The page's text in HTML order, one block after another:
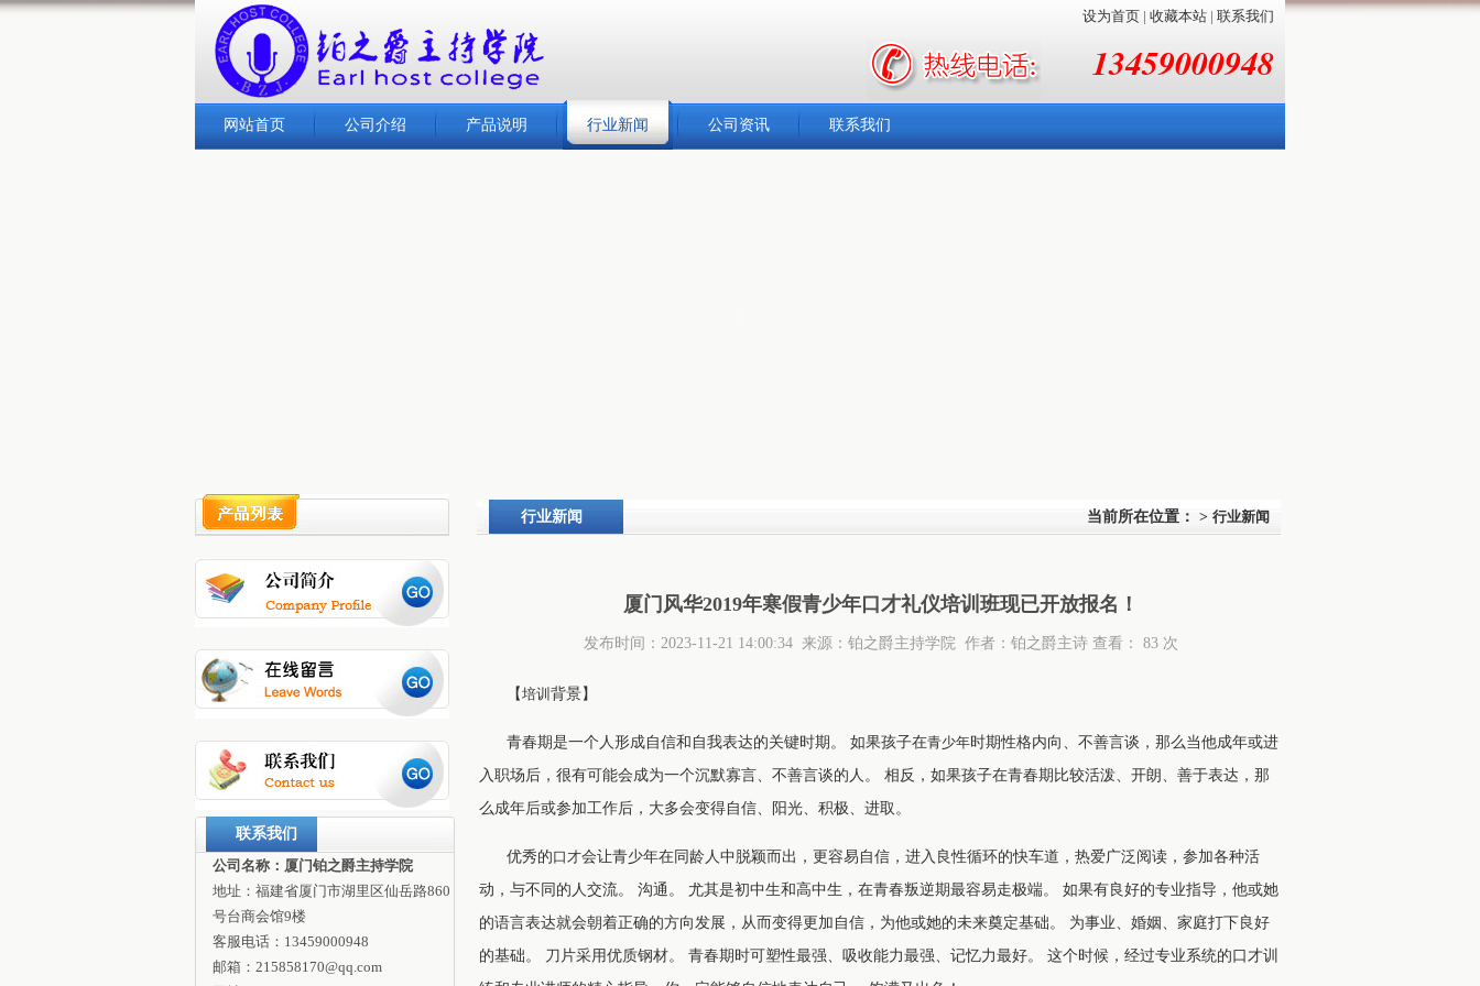
设为首页 | 收藏本站 | 联系我们
13459000948
网站首页 公司介绍 产品说明 行业新闻 公司资讯 联系我们
联系我们
公司名称：厦门铂之爵主持学院
地址：福建省厦门市湖里区仙岳路860
号台商会馆9楼
客服电话：13459000948
邮箱：215858170@qq.com
当前所在位置： > 行业新闻
行业新闻
厦门风华2019年寒假青少年口才礼仪培训班现已开放报名！
发布时间：2023-11-21 14:00:34 来源：铂之爵主持学院 作者：铂之爵主诗 查看： 83 次
【培训 背景】
青春期是一个人形成自信和自我表达的关键时期。 如果孩子在青少年时期性格内向、不善言谈，那么当他成年或进
入职场后，很有可能会成为一个沉默寡言、不善言谈的人。 相反，如果孩子在青春期比较活泼、开朗、善于表达，那
么成年后或参加工作后，大多会变得自信、阳光、积极、进取。
优秀的口才会让青少年在同龄人中脱颖而出，更容易自信，进入良性循环的快车道，热爱广泛阅读，参加各种活
动，与不同的人交流。 沟通。 尤其是初中生和高中生，在青春叛逆期最容易走极端。 如果有良好的专业指导，他或她
的语言表达就会朝着正确的方向发展，从而变得更加自信，为他或她的未来奠定基础。 为事业、婚姻、家庭打下良好
的基础。 刀片采用优质钢材。 青春期时可塑性最强、吸收能力最强、记忆力最好。 这个时候，经过专业系统的口才训